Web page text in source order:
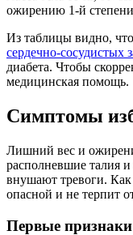
ожирению 1-й
Из таблицы видно,
сердечно-сосудистых
диабета. Чтобы
медицинская помощь.
Симптомы
Лишний вес и
располневшие талия и
внушают тревоги. Как
опасной и не терпит
Первые признаки